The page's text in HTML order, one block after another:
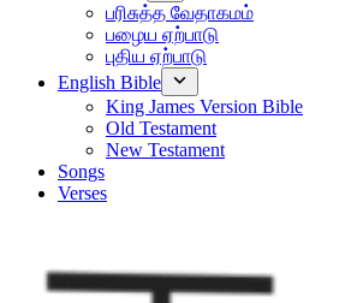
பரிசுத்த வேதாகமம்
பழைய ஏற்பாடு
புதிய ஏற்பாடு
English Bible
King James Version Bible
Old Testament
New Testament
Songs
Verses